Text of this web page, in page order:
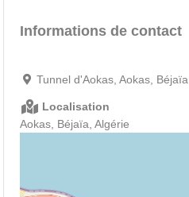
Informations de contact
Tunnel d'Aokas, Aokas, Béjaïa
Localisation
Aokas, Béjaïa, Algérie